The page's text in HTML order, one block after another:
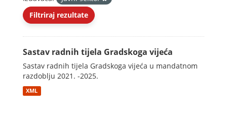
Filtriraj rezultate
Sastav radnih tijela Gradskoga vijeća
Sastav radnih tijela Gradskoga vijeća u mandatnom
razdoblju 2021. -2025.
XML